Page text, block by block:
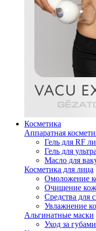
Косметика
Аппаратная
Гель для RF
Гель для
Масло для
Косметика для лица
Омоложение
Очищение
Средства для
Увлажнение
Альгинатные маски
Уход за губами